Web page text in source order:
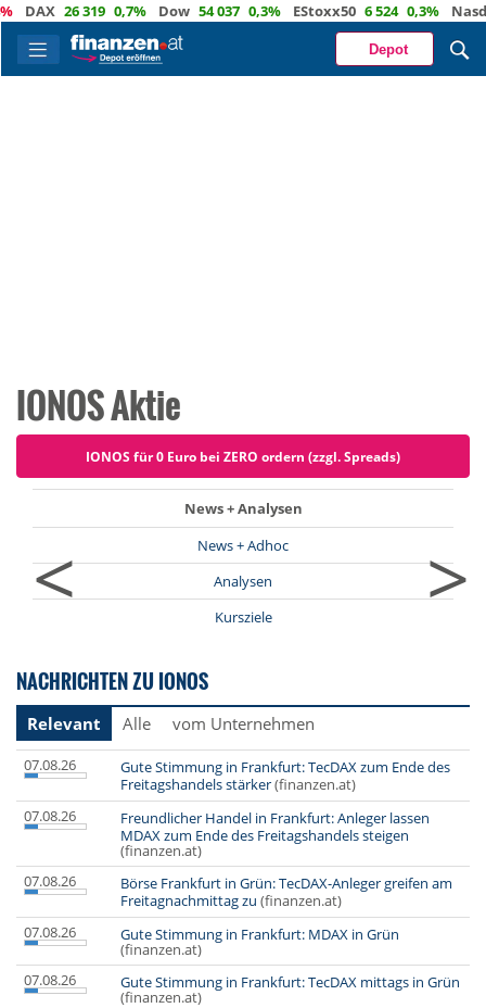
26 319 0,7% Dow 54 037 0,3% EStoxx50 6 524 0,3% Nasdaq
Depot
IONOS Aktie
IONOS für 0 Euro bei ZERO ordern (zzgl. Spreads)
<
News + Analysen
News + Adhoc
Analysen
Kursziele
>
NACHRICHTEN ZU IONOS
Relevant Alle vom Unternehmen
07.08.26
Gute Stimmung in Frankfurt: TecDAX zum Ende des
Freitagshandels stärker(finanzen.at)
07.08.26
Freundlicher Handel in Frankfurt: Anleger lassen
MDAX zum Ende des Freitagshandels steigen
(finanzen.at)
07.08.26
Börse Frankfurt in Grün: TecDAX-Anleger greifen am
Freitagnachmittag zu (finanzen.at)
07.08.26
Gute Stimmung in Frankfurt: MDAX in Grün
(finanzen.at)
07.08.26
Gute Stimmung in Frankfurt: TecDAX mittags in Grün
(finanzen.at)